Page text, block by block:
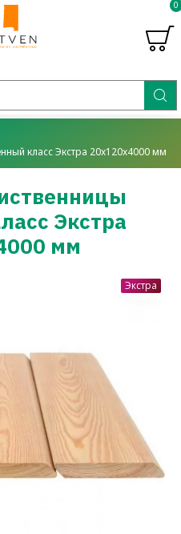
0
класс Экстра 20x120x4000 мм
Экстра
мм
Экстра